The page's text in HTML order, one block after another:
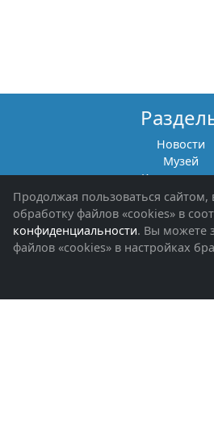
Новости
Музей
Книги
Обращения
Помощь участникам
Об
Наши
Продолжая пользоваться сайтом,
обработку файлов «cookies» в
конфиденциальности. Вы можете
файлов «cookies» в настройках